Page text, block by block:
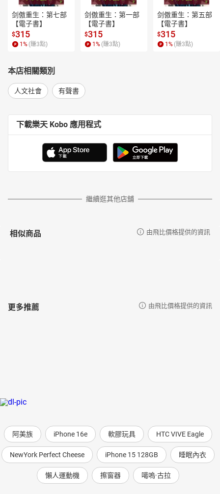
剑傲重生：第七部
【電子書】
$315
1 % (賺3點)
剑傲重生：第一部
【電子書】
$315
1 % (賺3點)
剑傲重生：第五部
【電子書】
$315
1 % (賺3點)
本店相關類別
人文社會 有聲書
下載樂天 Kobo 應用程式
繼續逛其他店舖
相似商品 由飛比價格提供的資訊
更多推薦 由飛比價格提供的資訊
阿美族 iPhone 16e 軟膠玩具 HTC VIVE Eagle
NewYork Perfect Cheese iPhone 15 128GB 睡眠內衣
懶人運動機 擦窗器 噶嗚·古拉